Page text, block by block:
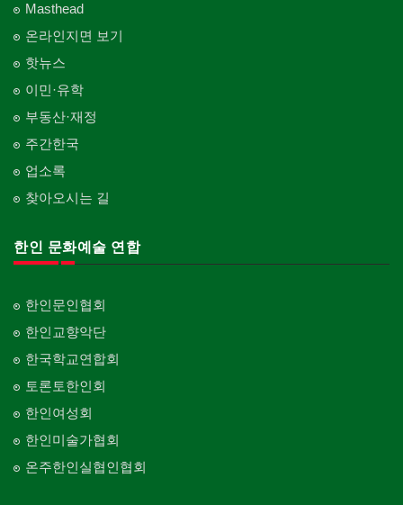
Masthead
온라인지면 보기
핫뉴스
이민·유학
부동산·재정
주간한국
업소록
찾아오시는 길
한인 문화예술 연합
한인문인협회
한인교향악단
한국학교연합회
토론토한인회
한인여성회
한인미술가협회
온주한인실협인협회